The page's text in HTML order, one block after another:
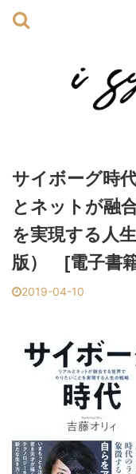
サイボーグ時
とネットが融
を実現する人
版） [電子書
2019-04-10